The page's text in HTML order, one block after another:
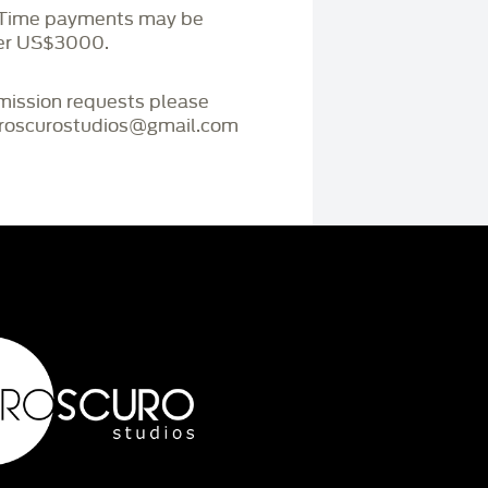
payments may be
US$3000.
requests please